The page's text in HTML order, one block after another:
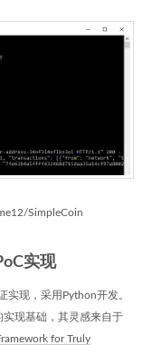
SimpleCoin
实现
实现，采用Python开发。
现基础，其灵感来自于
for Truly